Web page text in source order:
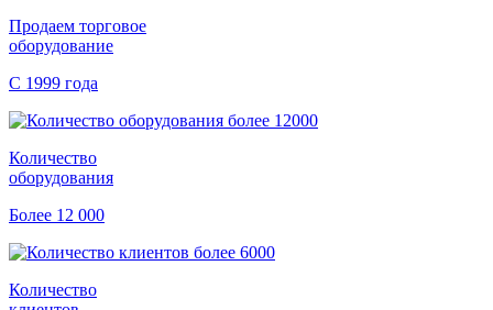
Продаем торговое
оборудование
С 1999 года
Количество
оборудования
Более 12 000
Количество